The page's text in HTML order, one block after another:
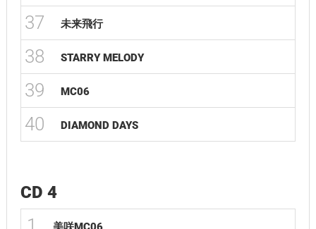
37 未来飛行
38 STARRY MELODY
39 MC06
40 DIAMOND DAYS
CD 4